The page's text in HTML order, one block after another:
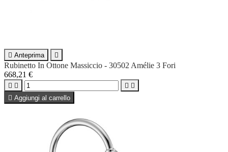
 Anteprima 
Rubinetto In Ottone Massiccio - 30502 Amélie 3 Fori
668,21 €
   
 Aggiungi al carrello